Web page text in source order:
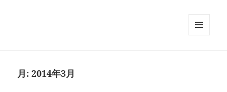
月:2014年3月